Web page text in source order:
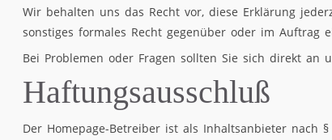
Wir behalten uns das Recht vor, diese Erklärung
sonstiges formales Recht gegenüber oder im Auftrag
Bei Problemen oder Fragen sollten Sie sich direkt
Haftungsausschluß
Der Homepage-Betreiber ist als Inhaltsanbieter nach